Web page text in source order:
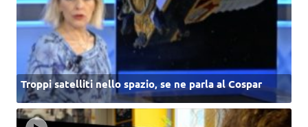
Troppi satelliti nello spazio, se ne parla al Cospar